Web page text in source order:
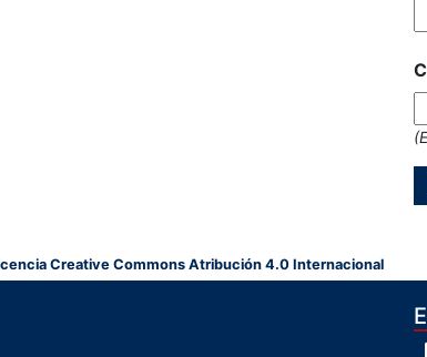
Creative Commons Atribución 4.0 Internacional